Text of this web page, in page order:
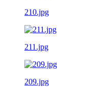
210.jpg
211.jpg
209.jpg